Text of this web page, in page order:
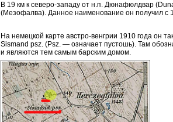
В 19 км к северо-западу от н.п. Дюнафюлдвар
(Мезофалва). Данное наименование он получил с
На немецкой карте австро-венгрии 1910 года он
Sismand psz. (Psz. — означает пустошь). Там
и являются тем самым барским домом.